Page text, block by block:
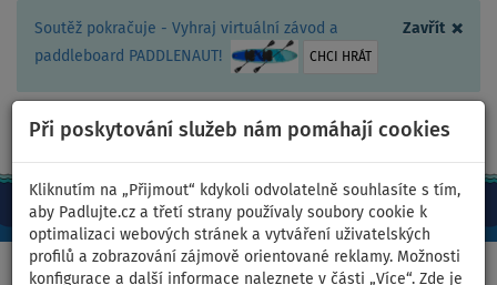
Zavřít ×
Soutěž pokračuje - Vyhraj virtuální závod a
paddleboard PADDLENAUT!
CHCI HRÁT
Při poskytování služeb nám pomáhají cookies
Kliknutím na „Přijmout“ kdykoli odvolatelně souhlasíte s tím,
aby Padlujte.cz a třetí strany používaly soubory cookie k
optimalizaci webových stránek a vytváření uživatelských
profilů a zobrazování zájmově orientované reklamy. Možnosti
konfigurace a další informace naleznete v části „Více“. Zde je
CZ/Kč +420 467 409 090 0ks
Domů >Čluny a motory